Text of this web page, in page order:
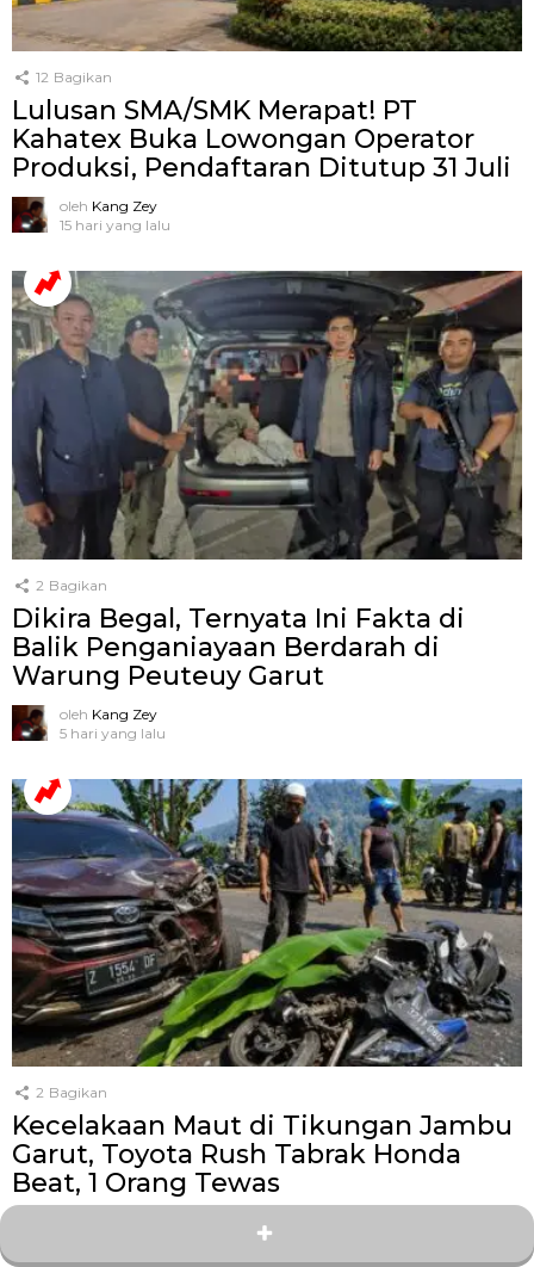
12 Bagikan
Lulusan SMA/SMK Merapat! PT
Kahatex Buka Lowongan Operator
Produksi, Pendaftaran Ditutup 31 Juli
oleh Kang Zey
15 hari yang lalu
2 Bagikan
Dikira Begal, Ternyata Ini Fakta di
Balik Penganiayaan Berdarah di
Warung Peuteuy Garut
oleh Kang Zey
5 hari yang lalu
2 Bagikan
Kecelakaan Maut di Tikungan Jambu
Garut, Toyota Rush Tabrak Honda
Beat, 1 Orang Tewas